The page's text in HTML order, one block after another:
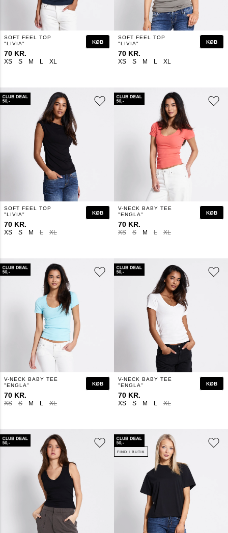
XS S M L XL
SOFT FEEL TOP
"LIVIA"
70 KR.
KØB
XS S M L XL
SOFT FEEL TOP
"LIVIA"
70 KR.
KØB
XS S M L XL
SOFT FEEL TOP
"LIVIA"
70 KR.
KØB
XS S M L XL
V-NECK BABY TEE
"ENGLA"
70 KR.
KØB
XS S M L XL
V-NECK BABY TEE
"ENGLA"
70 KR.
KØB
XS S M L XL
V-NECK BABY TEE
"ENGLA"
70 KR.
KØB
FIND I BUTIK